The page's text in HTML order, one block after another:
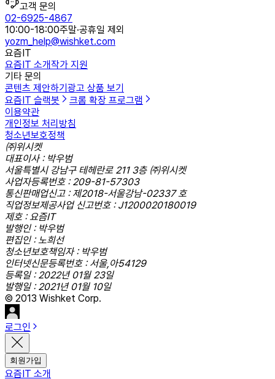
고객 문의
02-6925-4867
10:00-18:00주말·공휴일 제외
yozm_help@wishket.com
요즘IT
요즘IT 소개작가 지원
기타 문의
콘텐츠 제안하기 광고 상품 보기
요즘IT 슬랙봇
크롬 확장 프로그램
이용약관
개인정보 처리방침
청소년보호정책
㈜위시켓
대표이사 : 박우범
서울특별시 강남구 테헤란로 211 3층 ㈜위시켓
사업자등록번호 : 209-81-57303
통신판매업신고 : 제2018-서울강남-02337 호
직업정보제공사업 신고번호 : J1200020180019
제호 : 요즘IT
발행인 : 박우범
편집인 : 노희선
청소년보호책임자 : 박우범
인터넷신문등록번호 : 서울,아54129
등록일 : 2022년 01월 23일
발행일 : 2021년 01월 10일
© 2013 Wishket Corp.
로그인
회원가입
요즘IT 소개